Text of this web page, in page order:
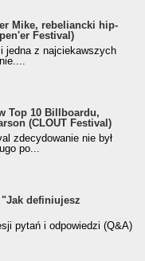
Mike, rebeliancki hip-
Festival)
jedna z najciekawszych
Top 10 Billboardu,
(CLOUT Festival)
zdecydowanie nie był
po...
definiujesz
pytań i odpowiedzi (Q&A)